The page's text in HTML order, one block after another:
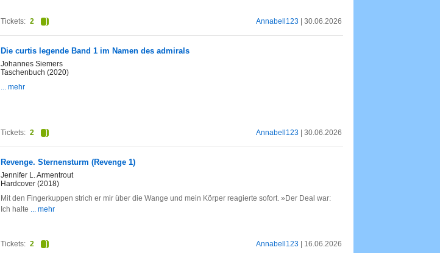
Annabell123 | 30.06.2026
Tickets: 2
Die curtis legende Band 1 im Namen des admirals
Johannes Siemers
Taschenbuch (2020)
... mehr
Annabell123 | 30.06.2026
Tickets: 2
Revenge. Sternensturm (Revenge 1)
Jennifer L. Armentrout
Hardcover (2018)
Mit den Fingerkuppen strich er mir über die Wange und mein Körper reagierte sofort. »Der Deal war:
Ich halte ... mehr
Annabell123 | 16.06.2026
Tickets: 2